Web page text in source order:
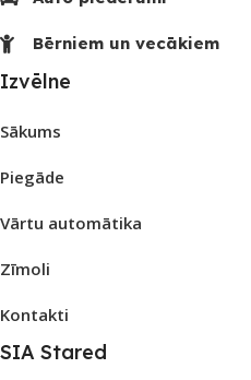
Bērniem un vecākiem
Izvēlne
Sākums
Piegāde
Vārtu automātika
Zīmoli
Kontakti
SIA Stared